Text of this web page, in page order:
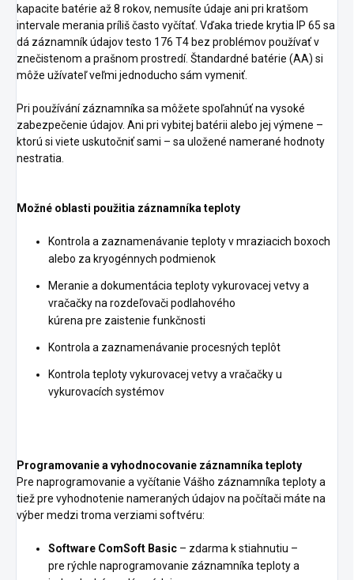
kapacite batérie až 8 rokov, nemusíte údaje ani pri kratšom
intervale merania príliš často vyčítať. Vďaka triede krytia IP 65 sa
dá záznamník údajov testo 176 T4 bez problémov používať v
znečistenom a prašnom prostredí. Štandardné batérie (AA) si
môže užívateľ veľmi jednoducho sám vymeniť.
Pri používání záznamníka sa môžete spoľahnúť na vysoké
zabezpečenie údajov. Ani pri vybitej batérii alebo jej výmene –
ktorú si viete uskutočniť sami – sa uložené namerané hodnoty
nestratia.
Možné oblasti použitia záznamníka teploty
Kontrola a zaznamenávanie teploty v mraziacich boxoch
alebo za kryogénnych podmienok
Meranie a dokumentácia teploty vykurovacej vetvy a
vračačky na rozdeľovači podlahového
kúrena pre zaistenie funkčnosti
Kontrola a zaznamenávanie procesných teplôt
Kontrola teploty vykurovacej vetvy a vračačky u
vykurovacích systémov
Programovanie a vyhodnocovanie záznamníka teploty
Pre naprogramovanie a vyčítanie Vášho záznamníka teploty a
tiež pre vyhodnotenie nameraných údajov na počítači máte na
výber medzi troma verziami softvéru:
Software ComSoft Basic – zdarma k stiahnutiu –
pre rýchle naprogramovanie záznamníka teploty a